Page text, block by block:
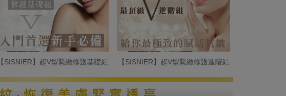
【SISNIER】超V型緊緻修護基礎組 【SISNIER】超V型緊緻修護進階組